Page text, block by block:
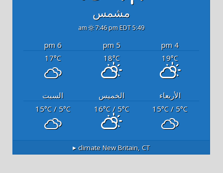
مشمس
5:49 am
7:46 pm EDT
4 pm
5 pm
6 pm
19°C
18°C
17°C
الأربعاء الخميس
السبت
15°C / 5°C
16°C/ 5°C
15°C/ 5°C
New Britain, CT